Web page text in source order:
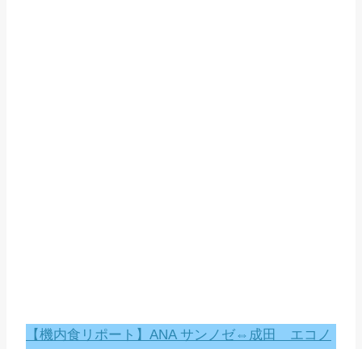
【機内食リポート】ANA サンノゼ⇔成田 エコノ